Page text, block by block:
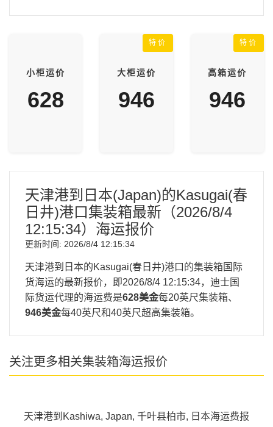
小柜运价
628
特价
大柜运价
946
特价
高箱运价
946
天津港到日本(Japan)的Kasugai(春
日井)港口集装箱最新（2026/8/4
12:15:34）海运报价
更新时间: 2026/8/4 12:15:34
天津港到日本的Kasugai(春日井)港口的集装箱国际
货海运的最新报价，即2026/8/4 12:15:34，迪士国
际货运代理的海运费是628美金每20英尺集装箱、
946美金每40英尺和40英尺超高集装箱。
关注更多相关集装箱海运报价
天津港到Kashiwa, Japan, 千叶县柏市, 日本海运费报